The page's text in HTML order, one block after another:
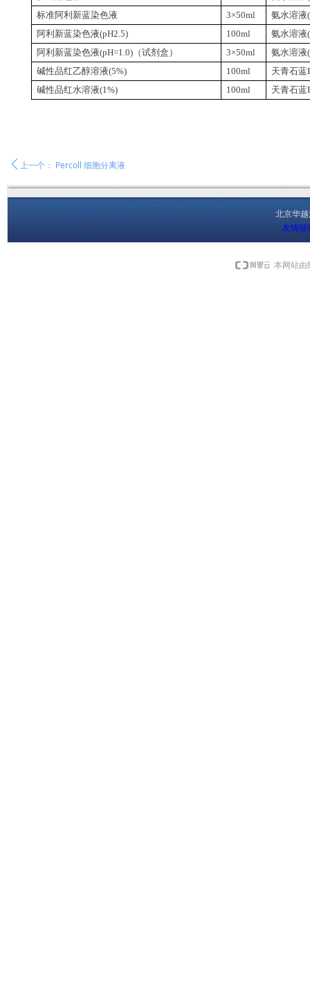
ꄴ 上一个： Percoll 细胞分离液
标准阿利新蓝染色液
3×50ml 氨水溶液
阿利新蓝染色液(pH2.5) 100ml 氨水溶液
阿利新蓝染色液(pH=1.0) （试剂盒） 3×50ml 氨水溶液
碱性品红乙醇溶液(5%) 100ml 天青石蓝
碱性品红水溶液(1%) 100ml 天青石蓝
北京华
友情链
本网站由